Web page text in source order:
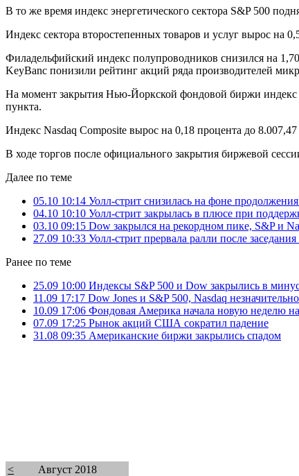
В то же время индекс энергетического сектора S&P 500
Индекс сектора второстепенных товаров и услуг вырос на
Филадельфийский индекс полупроводников снизился на
KeyBanc понизили рейтинг акций ряда производителей
На момент закрытия Нью-Йоркской фондовой биржи индекс
пункта.
Индекс Nasdaq Composite вырос на 0,18 процента до
В ходе торгов после официального закрытия биржевой
Далее по теме
05.10 10:14 Уолл-стрит снизилась на фоне
04.10 10:10 Уолл-стрит закрылась в плюсе при
03.10 09:15 Dow закрылся на рекордном пике, S&P и
27.09 10:33 Уолл-стрит прервала ралли после
Ранее по теме
25.09 10:00 Индексы S&P 500 и Dow закрылись в
11.09 17:17 Dow Jones и S&P 500, Nasdaq
10.09 17:06 Фондовая Америка начала новую неделю
07.09 17:25 Рынок акций США сократил падение
31.08 09:35 Американские биржи закрылись спадом
<
Август 2018